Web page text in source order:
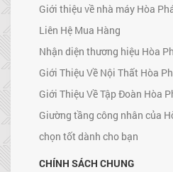
Giới thiệu về nhà máy Hòa
Liên Hệ Mua Hàng
Nhận diện thương hiệu Hòa
Giới Thiệu Về Nội Thất Hòa
Giới Thiệu Về Tập Đoàn Hòa
Giường tầng công nhân của
chọn tốt dành cho bạn
CHÍNH SÁCH CHUNG